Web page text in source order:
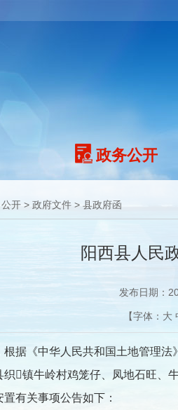
政务公开
公开 > 政府文件 > 县政府函
阳西县人民
发布日期：
【字体： 大
《中华人民共和国土地管理法
镇牛岭村鸡笼仔、凤地石旺、
有关事项公告如下：